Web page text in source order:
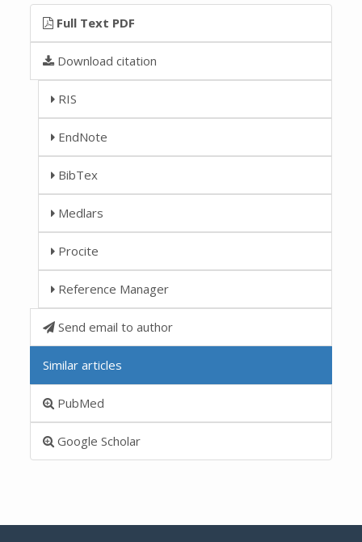
Full Text PDF
Download citation
RIS
EndNote
BibTex
Medlars
Procite
Reference Manager
Send email to author
Similar articles
PubMed
Google Scholar